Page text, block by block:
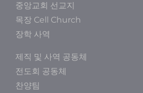
중앙교회 선교지
목장 Cell Church
장학 사역
제직 및 사역 공동체
전도회 공동체
찬양팀